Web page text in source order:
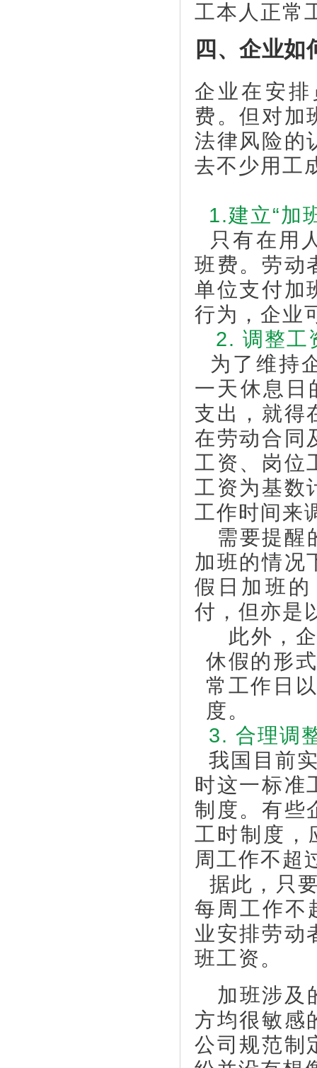
工本人正常
四、企业如
企业在安
费。但对加
法律风险的
去不少用工
1.建立“加
只有在用
班费。劳动
单位支付加
行为，企业
2. 调整工
为了维持
一天休息日
支出，就得
在劳动合同
工资、岗位
工资为基数
工作时间来
需要提醒
加班的情况
假日加班
付，但亦是
此外，企
休假的形
常工作日
度。
3. 合理调
我国目前
时这一标准
制度。有些
工时制度，
周工作不超
据此，只
每周工作不
业安排劳动
班工资。
加班涉及
方均很敏感
公司规范制